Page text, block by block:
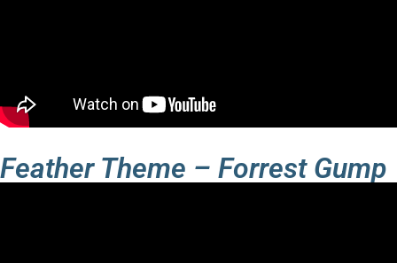
Feather Theme – Forrest Gump